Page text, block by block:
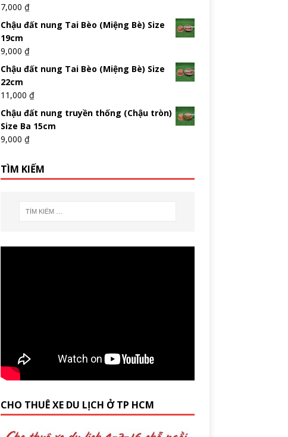
7,000 ₫
Chậu đất nung Tai Bèo (Miệng Bè) Size
19cm
9,000 ₫
Chậu đất nung Tai Bèo (Miệng Bè) Size
22cm
11,000 ₫
Chậu đất nung truyền thống (Chậu tròn)
Size Ba 15cm
9,000 ₫
TÌM KIẾM
CHO THUÊ XE DU LỊCH Ở TP HCM